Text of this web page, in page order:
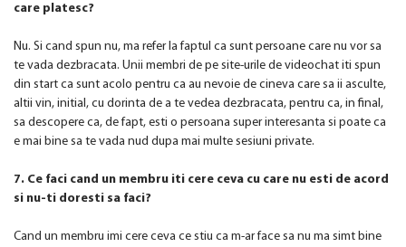
care platesc?
Nu. Si cand spun nu, ma refer la faptul ca sunt persoane care nu vor sa
te vada dezbracata. Unii membri de pe site-urile de videochat iti spun
din start ca sunt acolo pentru ca au nevoie de cineva care sa ii asculte,
altii vin, initial, cu dorinta de a te vedea dezbracata, pentru ca, in final,
sa descopere ca, de fapt, esti o persoana super interesanta si poate ca
e mai bine sa te vada nud dupa mai multe sesiuni private.
7. Ce faci cand un membru iti cere ceva cu care nu esti de acord
si nu-ti doresti sa faci?
Cand un membru imi cere ceva ce stiu ca m-ar face sa nu ma simt bine